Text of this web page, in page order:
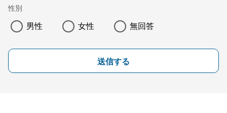
性別
男性 女性 無回答
送信する